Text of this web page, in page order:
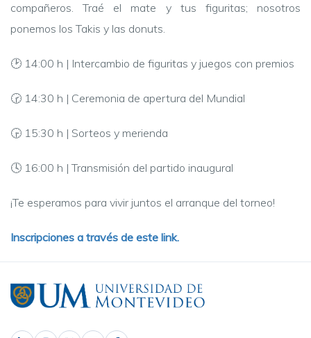
compañeros. Traé el mate y tus figuritas; nosotros
ponemos los Takis y las donuts.
🕑 14:00 h | Intercambio de figuritas y juegos con premios
🕝 14:30 h | Ceremonia de apertura del Mundial
🕞 15:30 h | Sorteos y merienda
🕓 16:00 h | Transmisión del partido inaugural
¡Te esperamos para vivir juntos el arranque del torneo!
Inscripciones a través de este link.